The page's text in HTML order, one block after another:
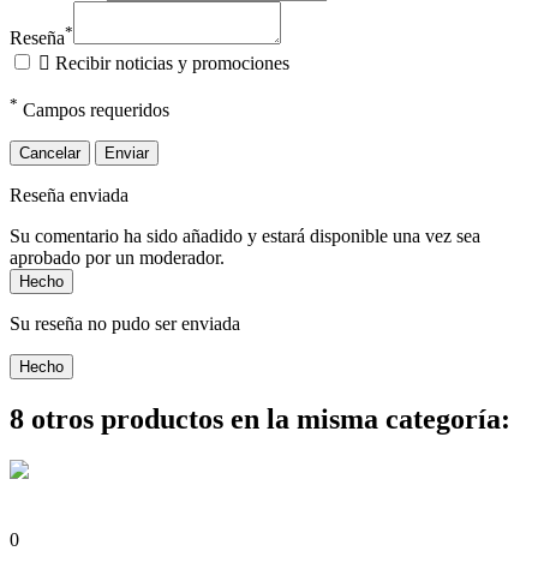
Reseña*
 Recibir noticias y promociones
* Campos requeridos
Cancelar Enviar
Reseña enviada
Su comentario ha sido añadido y estará disponible una vez sea
aprobado por un moderador.
Hecho
Su reseña no pudo ser enviada
Hecho
8 otros productos en la misma categoría:
0